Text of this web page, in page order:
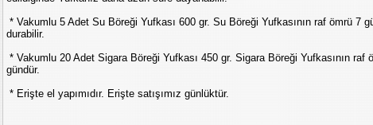
* Vakumlu 5 Adet Su Böreği Yufkası 600 gr. Su Böreği Yufkasının raf ömrü 7
durabilir.
* Vakumlu 20 Adet Sigara Böreği Yufkası 450 gr. Sigara Böreği Yufkasının raf
gündür.
* Erişte el yapımıdır. Erişte satışımız günlüktür.